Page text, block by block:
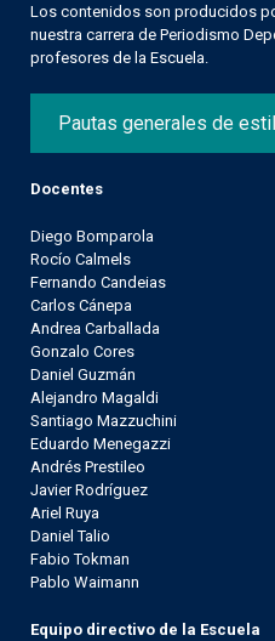
Los contenidos son producidos
nuestra carrera de Periodismo
profesores de la Escuela.
Pautas generales de
Docentes
Diego Bomparola
Rocío Calmels
Fernando Candeias
Carlos Cánepa
Andrea Carballada
Gonzalo Cores
Daniel Guzmán
Alejandro Magaldi
Santiago Mazzuchini
Eduardo Menegazzi
Andrés Prestileo
Javier Rodríguez
Ariel Ruya
Daniel Talio
Fabio Tokman
Pablo Waimann
Equipo directivo de la Escuela